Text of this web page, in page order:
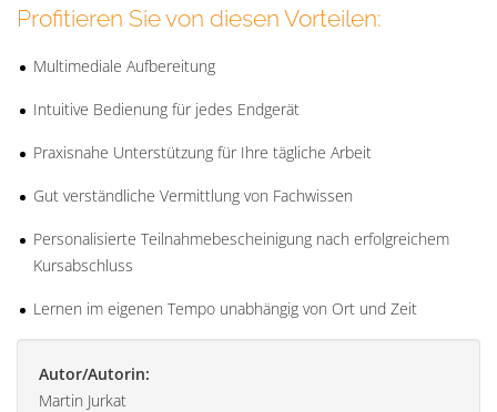
Profitieren Sie von diesen Vorteilen:
Multimediale Aufbereitung
Intuitive Bedienung für jedes Endgerät
Praxisnahe Unterstützung für Ihre tägliche Arbeit
Gut verständliche Vermittlung von Fachwissen
Personalisierte Teilnahmebescheinigung nach erfolgreichem
Kursabschluss
Lernen im eigenen Tempo unabhängig von Ort und Zeit
Autor/Autorin:
Martin Jurkat